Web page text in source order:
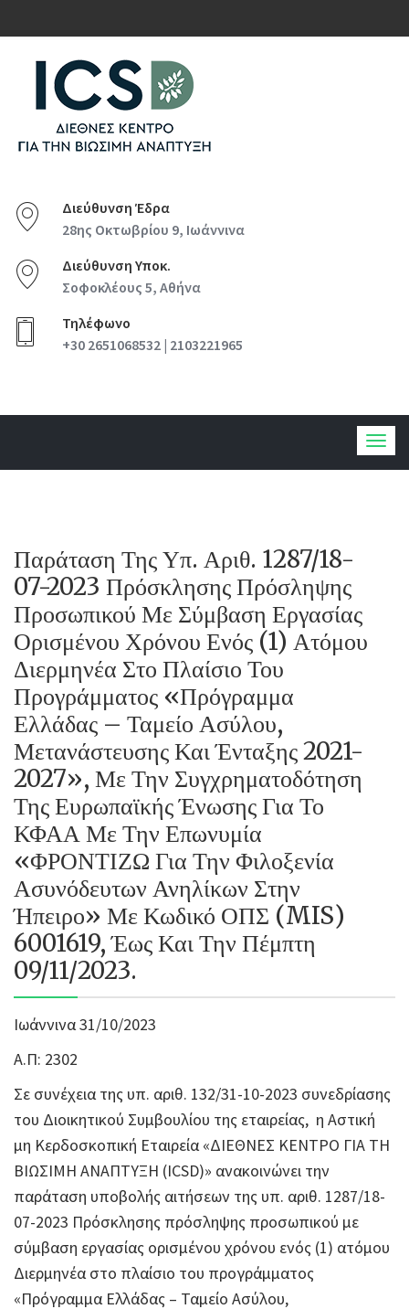
Διεύθυνση Έδρα
28ης Οκτωβρίου 9, Ιωάννινα
Διεύθυνση Υποκ.
Σοφοκλέους 5, Αθήνα
Τηλέφωνο
+30 2651068532 | 2103221965
Παράταση Της Υπ. Αριθ. 1287/18-
07-2023 Πρόσκλησης Πρόσληψης
Προσωπικού Με Σύμβαση Εργασίας
Ορισμένου Χρόνου Ενός (1) Ατόμου
Διερμηνέα Στο Πλαίσιο Του
Προγράμματος «Πρόγραμμα
Ελλάδας – Ταμείο Ασύλου,
Μετανάστευσης Και Ένταξης 2021-
2027», Με Την Συγχρηματοδότηση
Της Ευρωπαϊκής Ένωσης Για Το
ΚΦΑΑ Με Την Επωνυμία
«ΦΡΟΝΤΙΖΩ Για Την Φιλοξενία
Ασυνόδευτων Ανηλίκων Στην
Ήπειρο» Με Κωδικό ΟΠΣ (MIS)
6001619, Έως Και Την Πέμπτη
09/11/2023.
Ιωάννινα 31/10/2023
Α.Π: 2302
Σε συνέχεια της υπ. αριθ. 132/31-10-2023 συνεδρίασης
του Διοικητικού Συμβουλίου της εταιρείας, η Αστική
μη Κερδοσκοπική Εταιρεία «ΔΙΕΘΝΕΣ ΚΕΝΤΡΟ ΓΙΑ ΤΗ
ΒΙΩΣΙΜΗ ΑΝΑΠΤΥΞΗ (ICSD)» ανακοινώνει την
παράταση υποβολής αιτήσεων της υπ. αριθ. 1287/18-
07-2023 Πρόσκλησης πρόσληψης προσωπικού με
σύμβαση εργασίας ορισμένου χρόνου ενός (1) ατόμου
Διερμηνέα στο πλαίσιο του προγράμματος
«Πρόγραμμα Ελλάδας – Ταμείο Ασύλου,